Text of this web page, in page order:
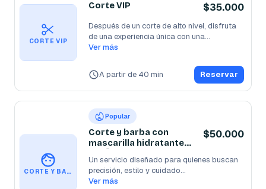
CORTE VIP
Corte VIP $35.000
Después de un corte de alto nivel, disfruta
de una experiencia única con una...
Ver más
A partir de 40 min Reservar
CORTE Y BARBA CON MASCARILLA HIDRATANTE VIP 💈
Popular
Corte y barba con
mascarilla hidratante
$50.000
Un servicio diseñado para quienes buscan
precisión, estilo y cuidado...
Ver más